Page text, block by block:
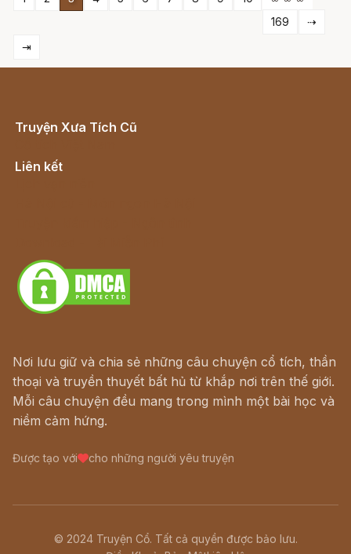
169
⇢
⇥
Truyện Xưa Tích Cũ
Liên kết
Nơi lưu giữ và chia sẻ những câu chuyện cổ tích, thần
thoại và truyền thuyết bất hủ từ khắp nơi trên thế giới.
Mỗi câu chuyện đều mang trong mình một bài học và
niềm cảm hứng.
Được tạo với cho những người yêu truyện
© 2024 Truyện Cổ. Tất cả quyền được bảo lưu.